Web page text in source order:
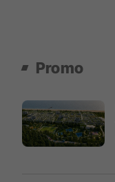
Promo